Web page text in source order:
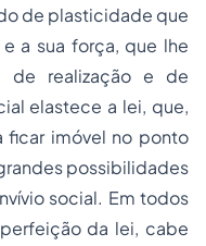
de plasticidade que
a sua força, que lhe
de realização e de
elastece a lei, que,
ficar imóvel no ponto
possibilidades
social. Em todos
da lei, cabe